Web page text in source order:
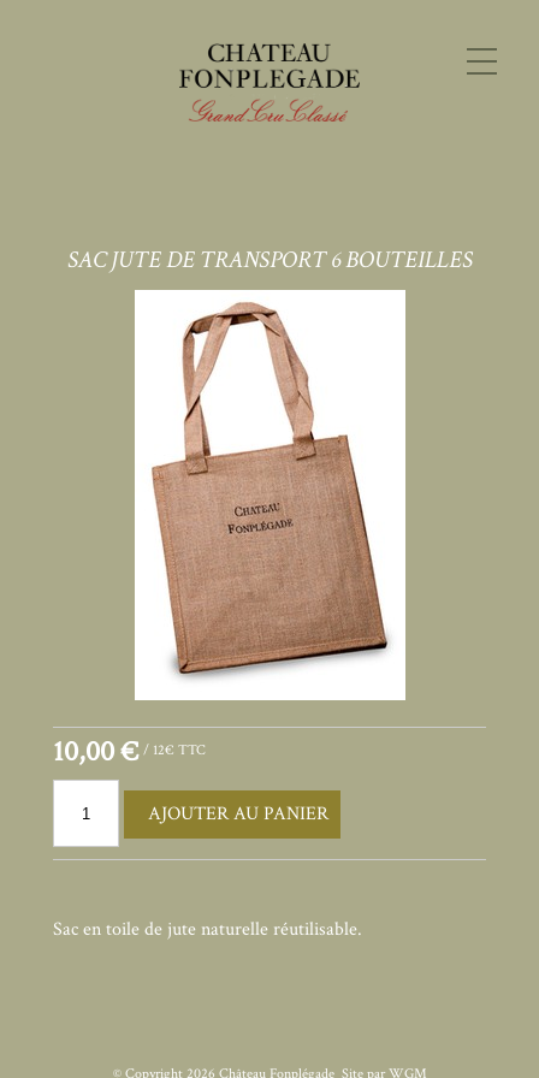
SAC JUTE DE TRANSPORT 6 BOUTEILLES
10,00 € / 12€ TTC
AJOUTER AU PANIER
Sac en toile de jute naturelle réutilisable.
© Copyright 2026 Château Fonplégade Site parWGM